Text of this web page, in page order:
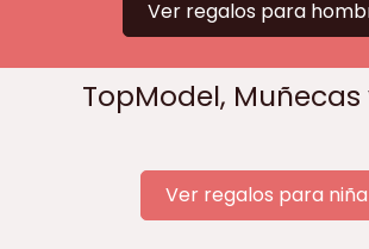
Ver regalos para
TopModel,
Ver regalos para niña